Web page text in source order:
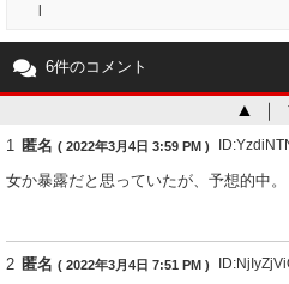
6件のコメント
▲ ｜
1 匿名 ( 2022年3月4日 3:59 PM )
女か暴露だと思っていたが、予想的中。
2 匿名 ( 2022年3月4日 7:51 PM )